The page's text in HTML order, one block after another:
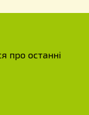
про останні